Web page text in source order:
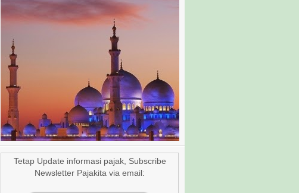
1/12
Tetap Update informasi pajak, Subscribe
Newsletter Pajakita via email: